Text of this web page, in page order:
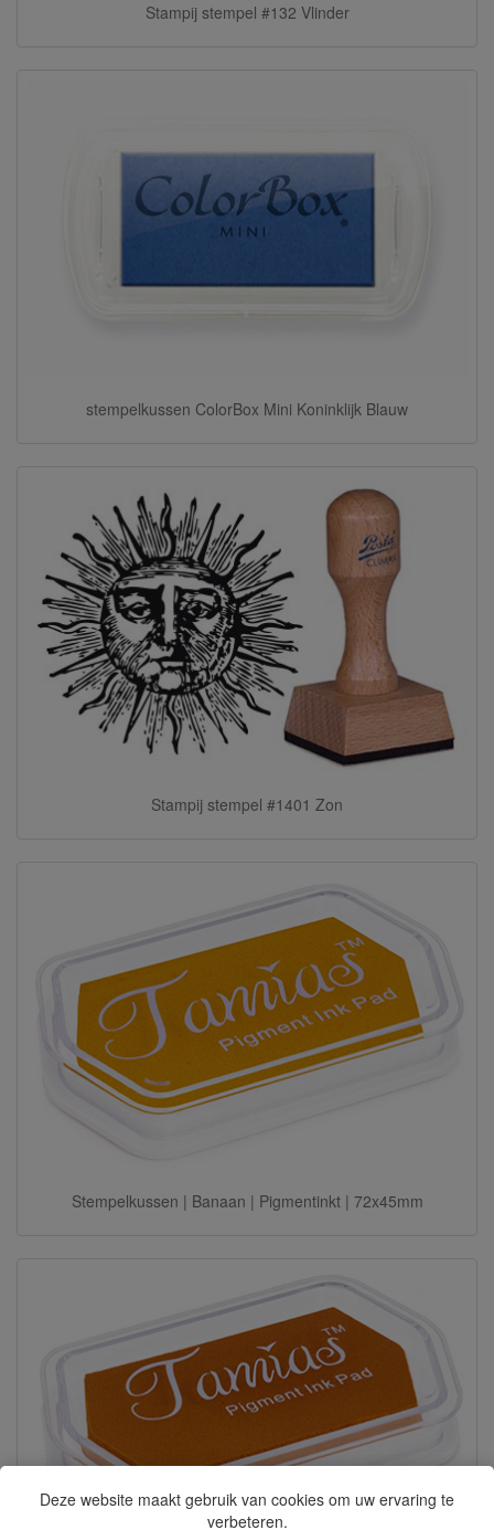
Deze website maakt gebruik van cookies om uw ervaring te
verbeteren.
Stampij stempel #132 Vlinder
stempelkussen ColorBox Mini Koninklijk Blauw
Stampij stempel #1401 Zon
Stempelkussen | Banaan | Pigmentinkt | 72x45mm